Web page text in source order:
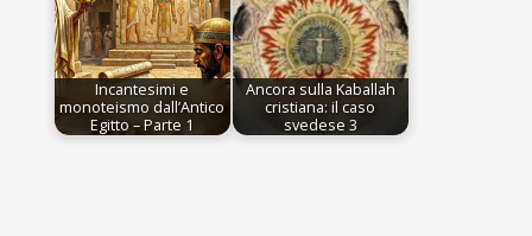
Incantesimi e
monoteismo dall’Antico
Egitto – Parte 1
Ancora sulla Kaballah
cristiana: il caso
svedese 3